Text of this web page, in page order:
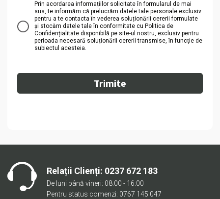
Prin acordarea informațiilor solicitate în formularul de mai
sus, te informăm că prelucrăm datele tale personale exclusiv
pentru a te contacta în vederea soluționării cererii formulate
și stocăm datele tale în conformitate cu Politica de
Confidențialitate disponibilă pe site-ul nostru, exclusiv pentru
perioada necesară soluționării cererii transmise, în funcție de
subiectul acesteia.
Relații Clienți: 0237 672 183
De luni până vineri: 08:00 - 16:00
Pentru status comenzi: 0767 145 047